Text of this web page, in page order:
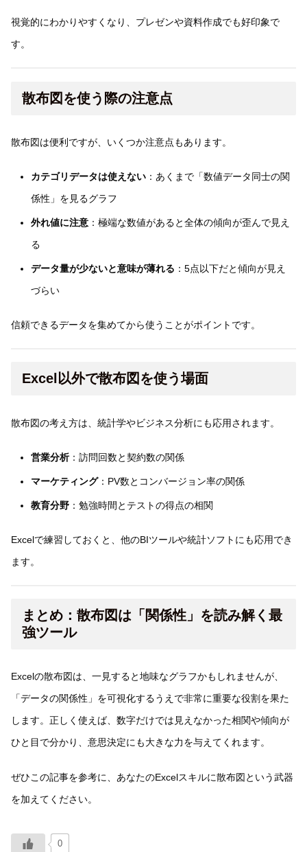
視覚的にわかりやすくなり、プレゼンや資料作成でも好印象で
す。
散布図を使う際の注意点
散布図は便利ですが、いくつか注意点もあります。
カテゴリデータは使えない：あくまで「数値データ同士の関
係性」を見るグラフ
外れ値に注意：極端な数値があると全体の傾向が歪んで見え
る
データ量が少ないと意味が薄れる ：5点以下だと傾向が見え
づらい
信頼できるデータを集めてから使うことがポイントです。
Excel以外で散布図を使う場面
散布図の考え方は、統計学やビジネス分析にも応用されます。
営業分析：訪問回数と契約数の関係
マーケティング：PV数とコンバージョン率の関係
教育分野：勉強時間とテストの得点の相関
Excelで練習しておくと、他のBIツールや統計ソフトにも応用でき
ます。
まとめ：散布図は「関係性」を読み解く最
強ツール
Excelの散布図は、一見すると地味なグラフかもしれませんが、
「データの関係性」を可視化するうえで非常に重要な役割を果た
します。正しく使えば、数字だけでは見えなかった相関や傾向が
ひと目で分かり、意思決定にも大きな力を与えてくれます。
ぜひこの記事を参考に、あなたのExcelスキルに散布図という武器
を加えてください。
0